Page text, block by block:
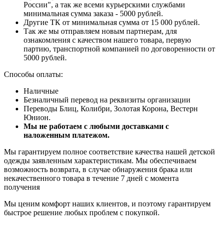
России", а так же всеми курьерскими службами
минимальная сумма заказа - 5000 рублей.
Другие ТК от минимальная сумма от 15 000 рублей.
Так же мы отправляем новым партнерам, для
ознакомления с качеством нашего товара, первую
партию, транспортной компанией по договоренности от
5000 рублей.
Способы оплаты:
Наличные
Безналичный перевод на реквизиты организации
Переводы Блиц, Колибри, Золотая Корона, Вестерн
Юнион.
Мы не работаем с любыми доставками с
наложенным платежом.
Мы гарантируем полное соответствие качества нашей детской
одежды заявленным характеристикам. Мы обеспечиваем
возможность возврата, в случае обнаружения брака или
некачественного товара в течение 7 дней с момента
получения
Мы ценим комфорт наших клиентов, и поэтому гарантируем
быстрое решение любых проблем с покупкой.